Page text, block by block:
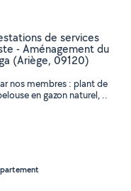
de services
- Aménagement du
(Ariège, 09120)
nos membres : plant de
en gazon naturel, ..